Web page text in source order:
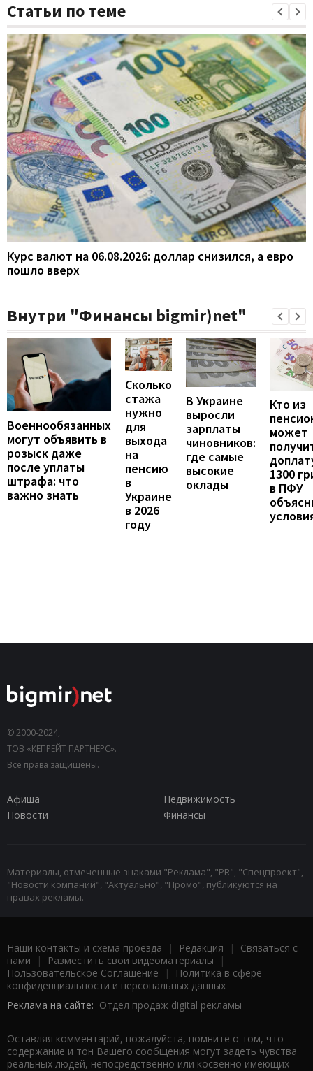
Статьи по теме
Курс валют на 06.08.2026: доллар снизился, а евро
пошло вверх
Внутри "Финансы bigmir)net"
Военнообязанных
могут объявить в
розыск даже
после уплаты
штрафа: что
важно знать
Сколько
стажа
нужно
для
выхода
на
пенсию
в
Украине
в 2026
году
В Украине
выросли
зарплаты
чиновников:
где самые
высокие
оклады
Кто из
может
1300
в ПФУ
© 2000-2024,
ТОВ «КЕПРЕЙТ ПАРТНЕРС».
Все права защищены.
Афиша
Недвижимость
Новости
Финансы
Материалы, отмеченные знаками "Реклама", "PR", "Спецпроект",
"Новости компаний", "Актуально", "Промо", публикуются на
правах рекламы.
Наши контакты и схема проезда | Редакция | Связаться с
нами | Разместить свои видеоматериалы |
Пользовательское Соглашение |
Политика в сфере
конфиденциальности и персональных данных
Реклама на сайте: Отдел продаж digital рекламы
Оставляя комментарий, пожалуйста, помните о том, что
содержание и тон Вашего сообщения могут задеть чувства
реальных людей, непосредственно или косвенно имеющих